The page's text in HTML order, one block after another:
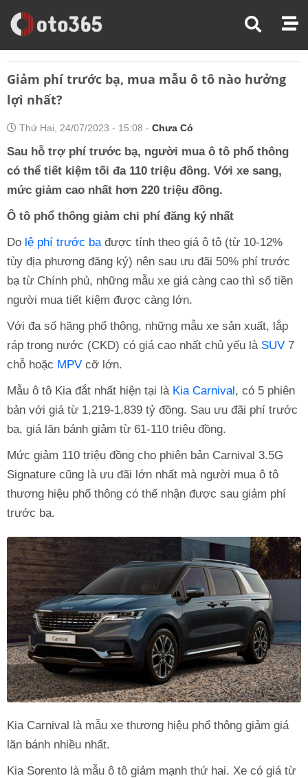
Trang Chủ
Thị Trường Xe
Giảm phí trước bạ, mua mẫu ô tô nào hưởng
lợi nhất?
Thứ Hai, 24/07/2023 - 15:08 - Chưa Có
Sau hỗ trợ phí trước bạ, người mua ô tô phổ thông
có thể tiết kiệm tối đa 110 triệu đồng. Với xe sang,
mức giảm cao nhất hơn 220 triệu đồng.
Ô tô phổ thông giảm chi phí đăng ký nhất
Do lệ phí trước bạđược tính theo giá ô tô (từ 10-12%
tùy địa phương đăng ký) nên sau ưu đãi 50% phí trước
bạ từ Chính phủ, những mẫu xe giá càng cao thì số tiền
người mua tiết kiệm được càng lớn.
Với đa số hãng phổ thông, những mẫu xe sản xuất, lắp
ráp trong nước (CKD) có giá cao nhất chủ yếu là SUV 7
chỗ hoặc MPV cỡ lớn.
Mẫu ô tô Kia đắt nhất hiện tại là Kia Carnival, có 5 phiên
bản với giá từ 1,219-1,839 tỷ đồng. Sau ưu đãi phí trước
bạ, giá lăn bánh giảm từ 61-110 triệu đồng.
Mức giảm 110 triệu đồng cho phiên bản Carnival 3.5G
Signature cũng là ưu đãi lớn nhất mà người mua ô tô
thương hiệu phổ thông có thể nhận được sau giảm phí
trước bạ.
Kia Carnival là mẫu xe thương hiệu phổ thông giảm giá
lăn bánh nhiều nhất.
Kia Sorento là mẫu ô tô giảm mạnh thứ hai. Xe có giá từ